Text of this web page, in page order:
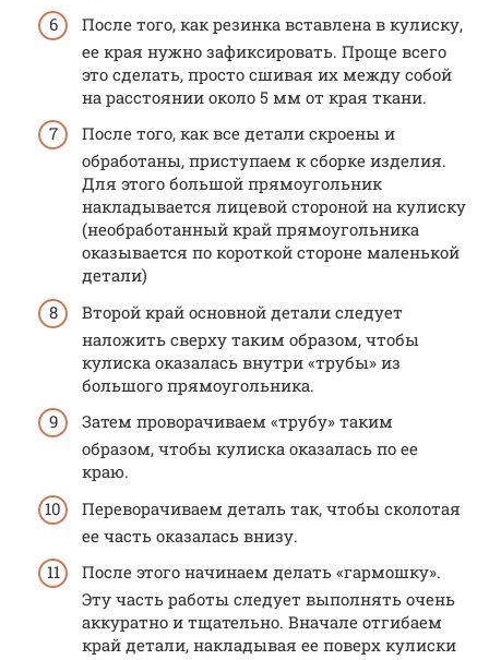
После того, как резинка вставлена в кулиску,
ее края нужно зафиксировать. Проще всего
это сделать, просто сшивая их между собой
на расстоянии около 5 мм от края ткани.
После того, как все детали скроены и
обработаны, приступаем к сборке изделия.
Для этого большой прямоугольник
накладывается лицевой стороной на кулиску
(необработанный край прямоугольника
оказывается по короткой стороне маленькой
детали)
Второй край основной детали следует
наложить сверху таким образом, чтобы
кулиска оказалась внутри «трубы» из
большого прямоугольника.
Затем проворачиваем «трубу» таким
образом, чтобы кулиска оказалась по ее
краю.
Переворачиваем деталь так, чтобы сколотая
ее часть оказалась внизу.
После этого начинаем делать «гармошку».
Эту часть работы следует выполнять очень
аккуратно и тщательно. Вначале отгибаем
край детали, накладывая ее поверх кулиски